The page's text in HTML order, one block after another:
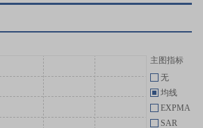
主图指标
无
均线
EXPMA
SAR